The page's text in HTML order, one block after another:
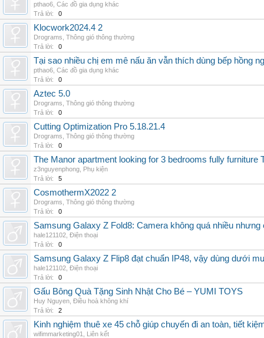
pthao6 Các đồ gia dụng khác
Trả lời:
0
Klocwork2024.4 2
Drograms Thông gió thông thường
Trả lời:
0
Tại sao nhiều chị em mê nấu ăn vẫn thích dùng bếp hồng
pthao6 Các đồ gia dụng khác
Trả lời:
0
Aztec 5.0
Drograms Thông gió thông thường
Trả lời:
0
Cutting Optimization Pro 5.18.21.4
Drograms Thông gió thông thường
Trả lời:
0
The Manor apartment looking for 3 bedrooms fully furniture
z3nguyenphong Phụ kiện
Trả lời:
5
CosmothermX2022 2
Drograms Thông gió thông thường
Trả lời:
0
Samsung Galaxy Z Fold8: Camera không quá nhiều nhưng
hale121102 Điện thoại
Trả lời:
0
Samsung Galaxy Z Flip8 đạt chuẩn IP48, vậy dùng dưới
hale121102 Điện thoại
Trả lời:
0
Gấu Bông Quà Tặng Sinh Nhật Cho Bé – YUMI TOYS
Huy Nguyen Điều hoà không khí
Trả lời:
2
Kinh nghiệm thuê xe 45 chỗ giúp chuyến đi an toàn, tiết
wifimmarketing01
Liên kết